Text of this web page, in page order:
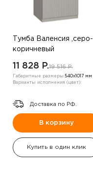
Тумба Валенсия ,серо-
коричневый
11 828 P.19 516 P.
Габаритные размеры:540х1017 мм
Варианты исполнения (цвет):
Доставка по РФ.
В корзину
Купить в один клик